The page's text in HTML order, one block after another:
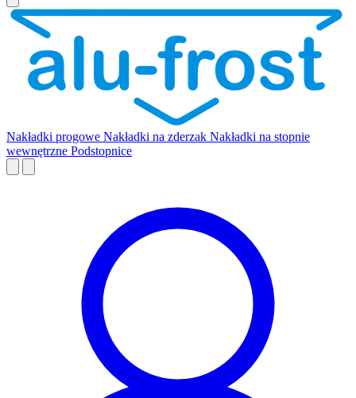
Nakładki progowe Nakładki na zderzak Nakładki na stopnie
wewnętrzne Podstopnice